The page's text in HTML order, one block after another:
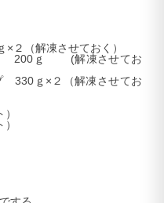
（解凍させておく）
ｇ (解凍させてお
330ｇ×２（解凍させてお